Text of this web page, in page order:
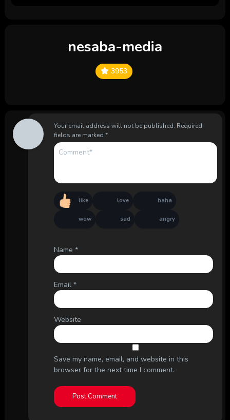
nesaba-media
3953
Your email address will not be published. Required
fields are marked *
like love haha
wow sad angry
Name *
Email *
Website
Save my name, email, and website in this
browser for the next time I comment.